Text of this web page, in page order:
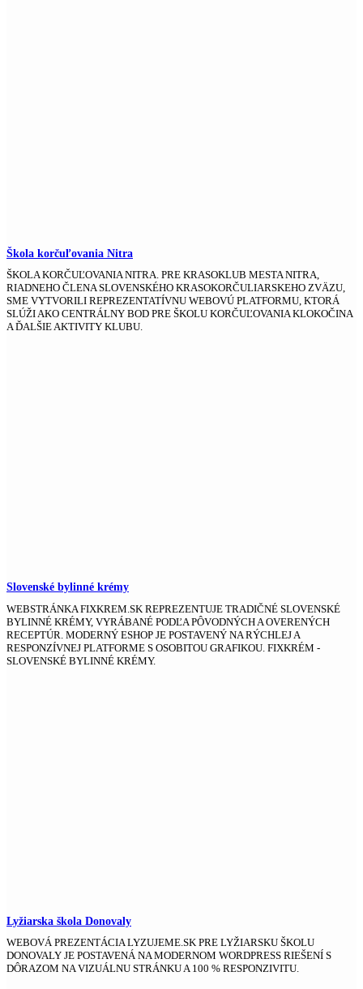
Škola korčuľovania Nitra
ŠKOLA KORČUĽOVANIA NITRA. PRE KRASOKLUB MESTA NITRA,
RIADNEHO ČLENA SLOVENSKÉHO KRASOKORČULIARSKEHO ZVÄZU,
SME VYTVORILI REPREZENTATÍVNU WEBOVÚ PLATFORMU, KTORÁ
SLÚŽI AKO CENTRÁLNY BOD PRE ŠKOLU KORČUĽOVANIA KLOKOČINA
A ĎALŠIE AKTIVITY KLUBU.
Slovenské bylinné krémy
WEBSTRÁNKA FIXKREM.SK REPREZENTUJE TRADIČNÉ SLOVENSKÉ
BYLINNÉ KRÉMY, VYRÁBANÉ PODĽA PÔVODNÝCH A OVERENÝCH
RECEPTÚR. MODERNÝ ESHOP JE POSTAVENÝ NA RÝCHLEJ A
RESPONZÍVNEJ PLATFORME S OSOBITOU GRAFIKOU. FIXKRÉM -
SLOVENSKÉ BYLINNÉ KRÉMY.
Lyžiarska škola Donovaly
WEBOVÁ PREZENTÁCIA LYZUJEME.SK PRE LYŽIARSKU ŠKOLU
DONOVALY JE POSTAVENÁ NA MODERNOM WORDPRESS RIEŠENÍ S
DÔRAZOM NA VIZUÁLNU STRÁNKU A 100 % RESPONZIVITU.